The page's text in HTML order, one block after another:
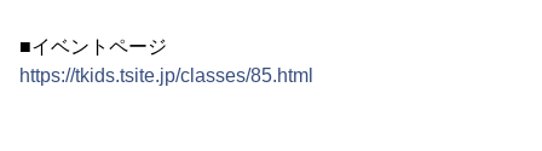
■イベントページ
https://tkids.tsite.jp/classes/85.html